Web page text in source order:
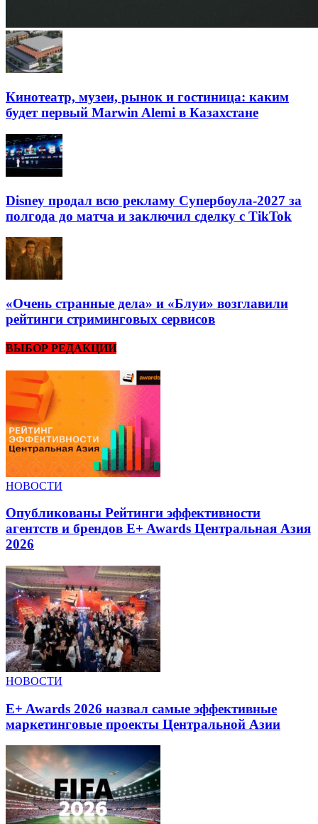
Кинотеатр, музеи, рынок и гостиница: каким
будет первый Marwin Alemi в Казахстане
Disney продал всю рекламу Супербоула-2027 за
полгода до матча и заключил сделку с TikTok
«Очень странные дела» и «Блуи» возглавили
рейтинги стриминговых сервисов
ВЫБОР РЕДАКЦИИ
НОВОСТИ
Опубликованы Рейтинги эффективности
агентств и брендов E+ Awards Центральная Азия
2026
НОВОСТИ
E+ Awards 2026 назвал самые эффективные
маркетинговые проекты Центральной Азии